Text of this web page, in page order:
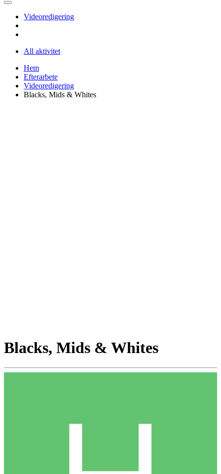
Videoredigering
All aktivitet
Hem
Efterarbete
Videoredigering
Blacks, Mids & Whites
Blacks, Mids & Whites